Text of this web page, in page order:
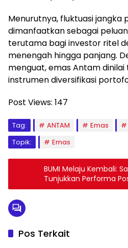
Menurutnya, fluktuasi jangka
dimanfaatkan sebagai
terutama bagi investor ritel
menengah hingga panjang.
menguat, emas Antam
instrumen diversifikasi
Post Views: 147
Tag: ANTAM Emas
Topik:
Emas
BUMI Melaju Kembali:
Tunjukkan Performa
Pos Terkait
Berita